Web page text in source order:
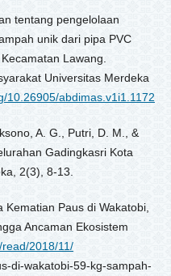
tentang pengelolaan
unik dari pipa PVC
Lawang.
Universitas Merdeka
10.26905/abdimas.v1i1.1172
A. G., Putri, D. M., &
Gadingkasri Kota
2(3), 8-13.
Paus di Wakatobi,
Ancaman Ekosistem
2018/11/
di-wakatobi-59-kg-sampah-